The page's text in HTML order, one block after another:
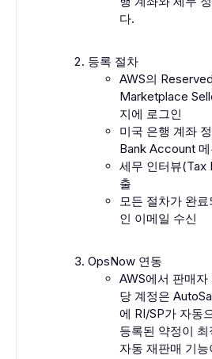
다.
등록 절차
AWS의
Marketplace
지에 로그인
미국 은행 계좌
Bank Account
세무 인터뷰(Tax
출
모든 절차가 완
인 이메일 수신
OpsNow 연동
AWS에서 판매
당 계정은
에 RI/SP가 자동
등록된 약정이
자동 재판매 기